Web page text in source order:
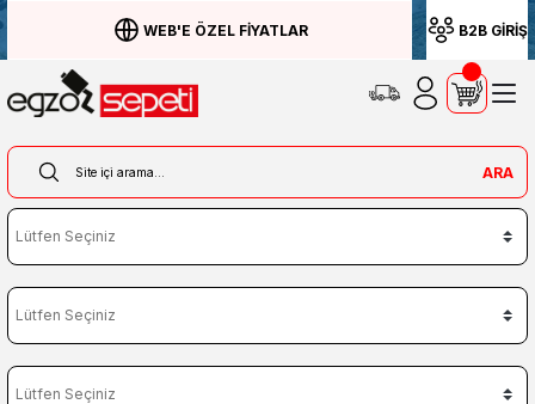
WEB'E ÖZEL FİYATLAR B2B GİRİŞ
ARA